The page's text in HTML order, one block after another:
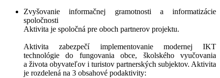
Zvyšovanie informačnej gramotnosti a informatizácie
spoločnosti
Aktivita je spoločná pre oboch partnerov projektu.
Aktivita zabezpečí implementovanie modernej IKT
technológie do fungovania obce, školského vyučovania
a života obyvateľov i turistov partnerských subjektov. Aktivita
je rozdelená na 3 obsahové podaktivity: